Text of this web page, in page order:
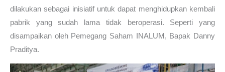
dilakukan sebagai inisiatif untuk dapat menghidupkan kembali
pabrik yang sudah lama tidak beroperasi. Seperti yang
disampaikan oleh Pemegang Saham INALUM, Bapak Danny
Praditya.